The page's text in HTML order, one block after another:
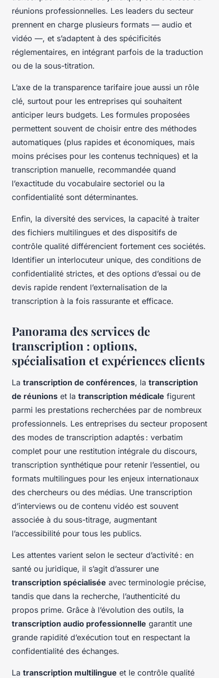
réunions professionnelles. Les leaders du secteur
prennent en charge plusieurs formats — audio et
vidéo —, et s’adaptent à des spécificités
réglementaires, en intégrant parfois de la traduction
ou de la sous-titration.
L’axe de la transparence tarifaire joue aussi un rôle
clé, surtout pour les entreprises qui souhaitent
anticiper leurs budgets. Les formules proposées
permettent souvent de choisir entre des méthodes
automatiques (plus rapides et économiques, mais
moins précises pour les contenus techniques) et la
transcription manuelle, recommandée quand
l’exactitude du vocabulaire sectoriel ou la
confidentialité sont déterminantes.
Enfin, la diversité des services, la capacité à traiter
des fichiers multilingues et des dispositifs de
contrôle qualité différencient fortement ces sociétés.
Identifier un interlocuteur unique, des conditions de
confidentialité strictes, et des options d’essai ou de
devis rapide rendent l’externalisation de la
transcription à la fois rassurante et efficace.
Panorama des services de
transcription : options,
spécialisation et expériences clients
La transcription de conférences, la transcription
de réunions et la transcription médicale figurent
parmi les prestations recherchées par de nombreux
professionnels. Les entreprises du secteur proposent
des modes de transcription adaptés : verbatim
complet pour une restitution intégrale du discours,
transcription synthétique pour retenir l’essentiel, ou
formats multilingues pour les enjeux internationaux
des chercheurs ou des médias. Une transcription
d’interviews ou de contenu vidéo est souvent
associée à du sous-titrage, augmentant
l’accessibilité pour tous les publics.
Les attentes varient selon le secteur d’activité : en
santé ou juridique, il s’agit d’assurer une
transcription spécialisée avec terminologie précise,
tandis que dans la recherche, l’authenticité du
propos prime. Grâce à l’évolution des outils, la
transcription audio professionnelle garantit une
grande rapidité d’exécution tout en respectant la
confidentialité des échanges.
La transcription multilingue et le contrôle qualité